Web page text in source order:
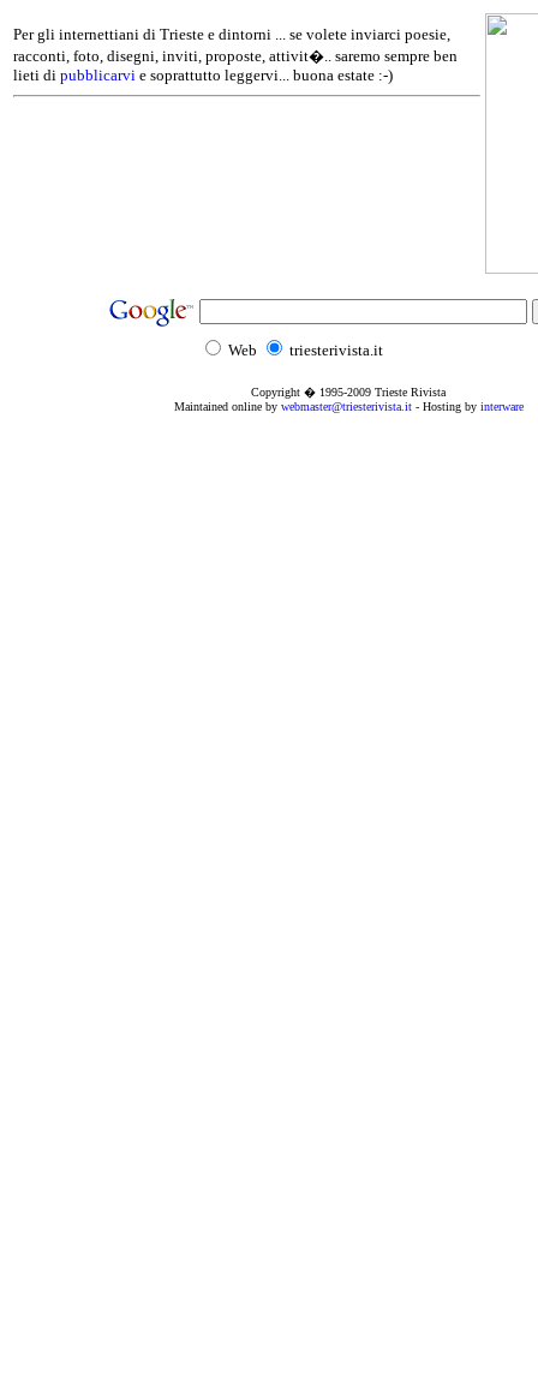
Per gli internettiani di Trieste e dintorni ... se volete inviarci poesie,
racconti, foto, disegni, inviti, proposte, attivit�.. saremo sempre ben
lieti di pubblicarvi e soprattutto leggervi... buona estate :-)
Web triesterivista.it
Copyright � 1995-2009 Trieste Rivista
Maintained online by webmaster@triesterivista.it- Hosting by interware